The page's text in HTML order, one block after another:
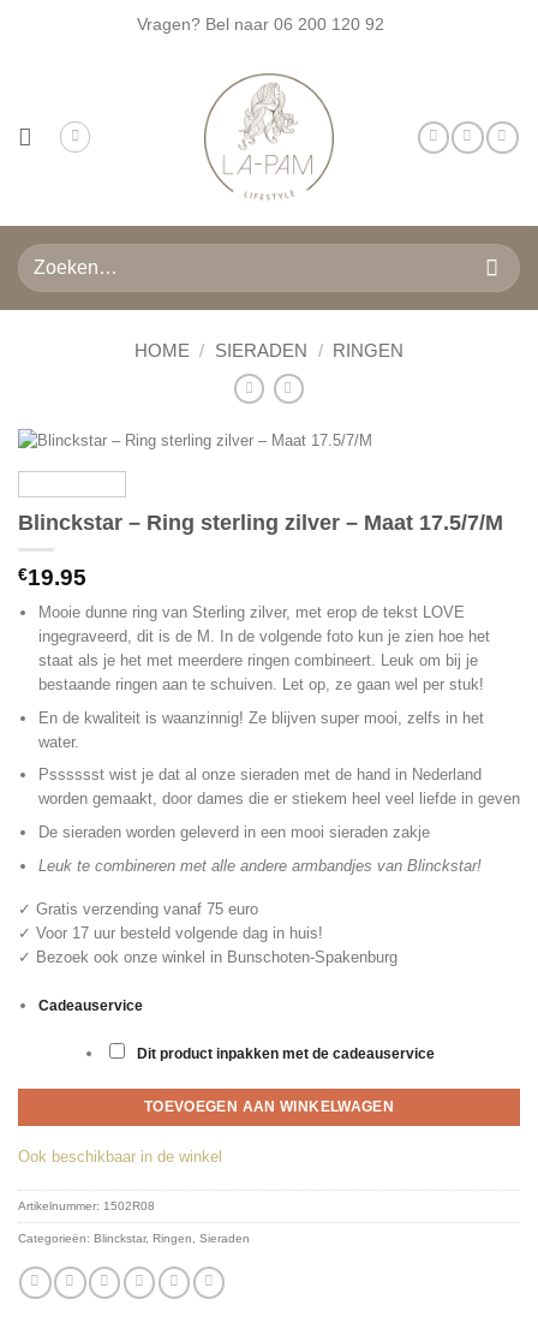
Vragen? Bel naar 06 200 120 92
Zoeken
naar:
HOME / SIERADEN / RINGEN
Blinckstar – Ring sterling zilver – Maat 17.5/7/M
€19.95
Mooie dunne ring van Sterling zilver, met erop de tekst LOVE
ingegraveerd, dit is de M. In de volgende foto kun je zien hoe het
staat als je het met meerdere ringen combineert. Leuk om bij je
bestaande ringen aan te schuiven. Let op, ze gaan wel per stuk!
En de kwaliteit is waanzinnig! Ze blijven super mooi, zelfs in het
water.
Psssssst wist je dat al onze sieraden met de hand in Nederland
worden gemaakt, door dames die er stiekem heel veel liefde in geven
De sieraden worden geleverd in een mooi sieraden zakje
Leuk te combineren met alle andere armbandjes van Blinckstar!
✓ Gratis verzending vanaf 75 euro
✓ Voor 17 uur besteld volgende dag in huis!
✓ Bezoek ook onze winkel in Bunschoten-Spakenburg
Cadeauservice
Dit product inpakken met de cadeauservice
TOEVOEGEN AAN WINKELWAGEN
Ook beschikbaar in de winkel
Artikelnummer: 1502R08
Categorieën: Blinckstar, Ringen Sieraden